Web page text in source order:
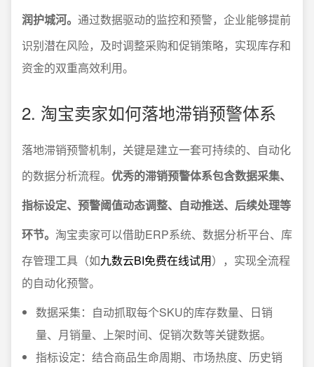
润护城河。 通过数据驱动的监控和预警，企业能够提前
识别潜在风险，及时调整采购和促销策略，实现库存和
资金的双重高效利用。
2. 淘宝卖家如何落地滞销预警体系
落地滞销预警机制，关键是建立一套可持续的、自动化
的数据分析流程。 优秀的滞销预警体系包含数据采集、
指标设定、预警阈值动态调整、自动推送、后续处理等
环节。 淘宝卖家可以借助ERP系统、数据分析平台、库
存管理工具（如九数云BI免费在线试用），实现全流程
的自动化预警。
数据采集：自动抓取每个SKU的库存数量、日销
量、月销量、上架时间、促销次数等关键数据。
指标设定：结合商品生命周期、市场热度、历史销